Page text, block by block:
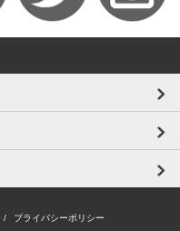
/ プライバシーポリシー